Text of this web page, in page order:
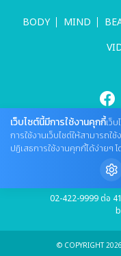
BODY MIND
สนใ
Tel : 085 661
ติดต่
02-422-9999 ต่อ
© COPYRIGHT
เว็บไซต์นี้มีการใช้งานคุกกี้เว็
การใช้งานเว็บไซต์ให้สามารถ
ปฏิเสธการใช้งานคุกกี้ได้ง่ายๆ